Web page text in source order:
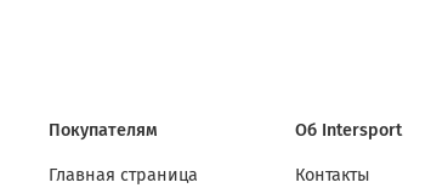
Покупателям
Главная страница
Об Intersport
Контакты